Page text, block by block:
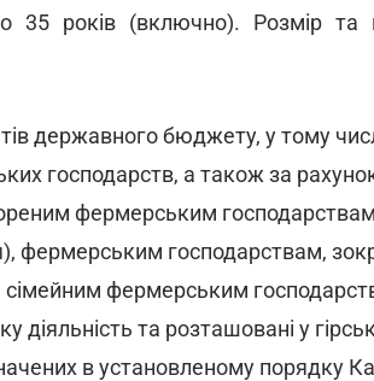
35 років (включно). Розмір та
державного бюджету, у тому
господарств, а також за
фермерським
фермерським господарствам,
фермерським
діяльність та розташовані у
в установленому порядку